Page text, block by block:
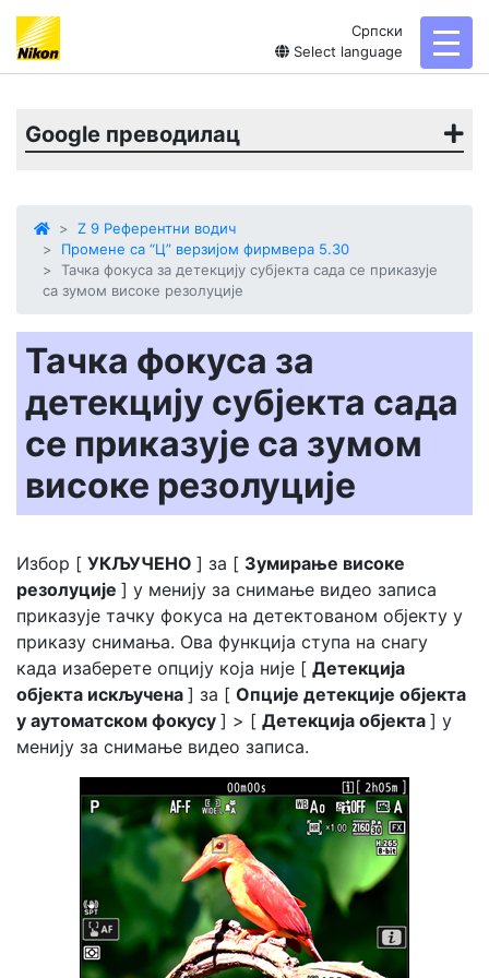
Српски
Select language
Google преводилац
Z 9 Референтни водич
Промене са “Ц” верзијом фирмвера 5.30
Тачка фокуса за детекцију субјекта сада се приказује
са зумом високе резолуције
Тачка фокуса за
детекцију субјекта сада
се приказује са зумом
високе резолуције
Избор [ УКЉУЧЕНО ] за [ Зумирање високе
резолуције ] у менију за снимање видео записа
приказује тачку фокуса на детектованом објекту у
приказу снимања. Ова функција ступа на снагу
када изаберете опцију која није [ Детекција
објекта искључена ] за [ Опције детекције објекта
у аутоматском фокусу ] > [ Детекција објекта ] у
менију за снимање видео записа.